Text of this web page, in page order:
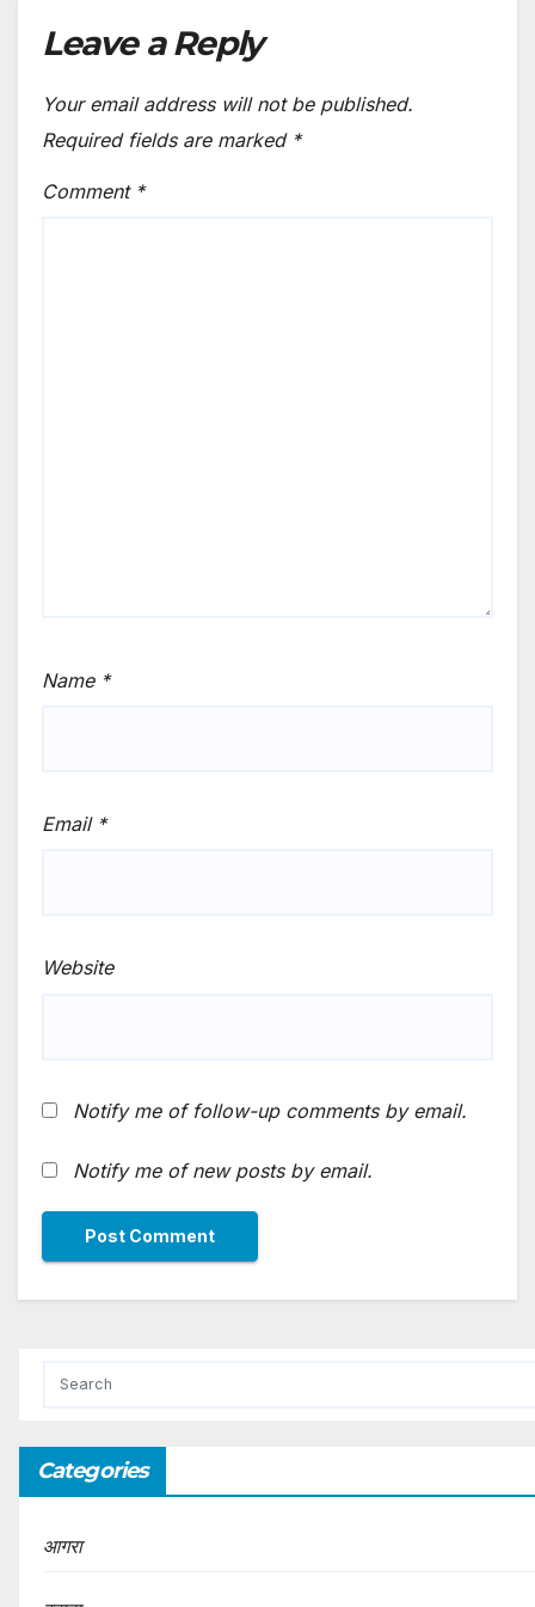
Leave a Reply
Your email address will not be published.
Required fields are marked *
Comment *
Name *
Email *
Website
Notify me of follow-up comments by email.
Notify me of new posts by email.
Categories
आगरा